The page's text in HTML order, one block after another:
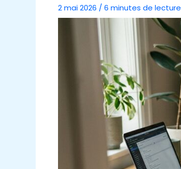
2 mai 2026 / 6 minutes de lecture